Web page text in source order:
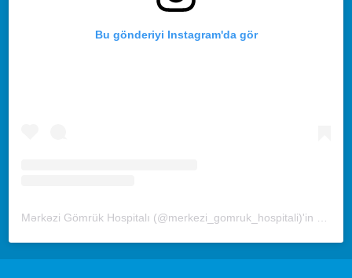
Bu gönderiyi Instagram'da gör